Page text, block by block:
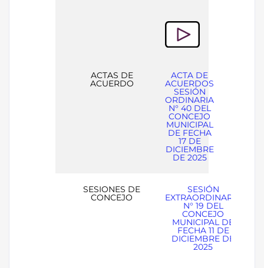
ACTAS DE
ACUERDO
ACTA DE
ACUERDOS
SESIÓN
ORDINARIA
N° 40 DEL
CONCEJO
MUNICIPAL
DE FECHA
17 DE
DICIEMBRE
DE 2025
SESIONES DE
CONCEJO
SESIÓN
EXTRAORDINARIA
N° 19 DEL
CONCEJO
MUNICIPAL DE
FECHA 11 DE
DICIEMBRE DE
2025